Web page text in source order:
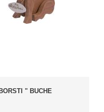
" BUCHE